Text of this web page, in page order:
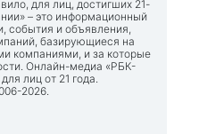
для лиц, достигших 21-
– это информационный
события и объявления,
базирующиеся на
компаниями, и за которые
Онлайн-медиа «РБК-
лиц от 21 года.
2026.